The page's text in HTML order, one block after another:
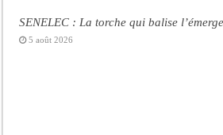
SENELEC : La torche qui balise
5 août 2026